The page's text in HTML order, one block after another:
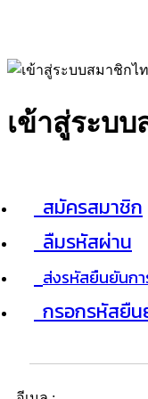
เข้าสู่ระบ
สมัครสมาชิก
ลืมรหัสผ่าน
ส่งรหัสยืนยันกา
กรอกรหัสยื